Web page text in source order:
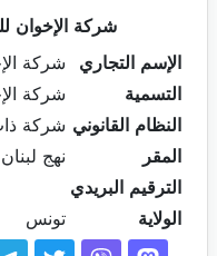
شركة الإخوان
الإسم التجاري
شركة
التسمية
شركة
النظام القانوني شركة
المقر
نهج لبنان
الترقيم البريدي
الولاية
تونس